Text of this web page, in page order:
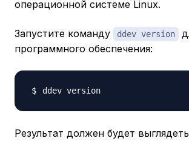
операционной системе Linux.
Запустите команду ddev version
программного обеспечения:
Результат должен будет